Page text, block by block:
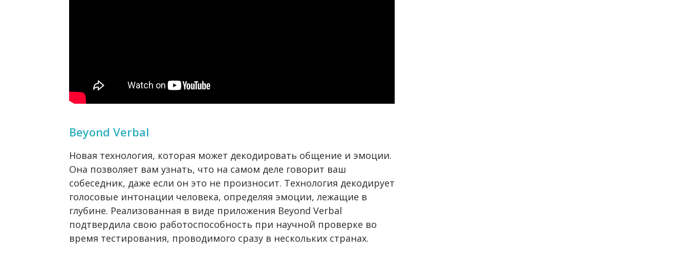
Beyond Verbal
Новая технология, которая может декодировать общение и эмоции.
Она позволяет вам узнать, что на самом деле говорит ваш
собеседник, даже если он это не произносит. Технология декодирует
голосовые интонации человека, определяя эмоции, лежащие в
глубине. Реализованная в виде приложения Beyond Verbal
подтвердила свою работоспособность при научной проверке во
время тестирования, проводимого сразу в нескольких странах.